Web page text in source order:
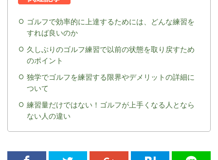
ゴルフで効率的に上達するためには、どんな練習を
すれば良いのか
久しぶりのゴルフ練習で以前の状態を取り戻すため
のポイント
独学でゴルフを練習する限界やデメリットの詳細に
ついて
練習量だけではない！ゴルフが上手くなる人となら
ない人の違い